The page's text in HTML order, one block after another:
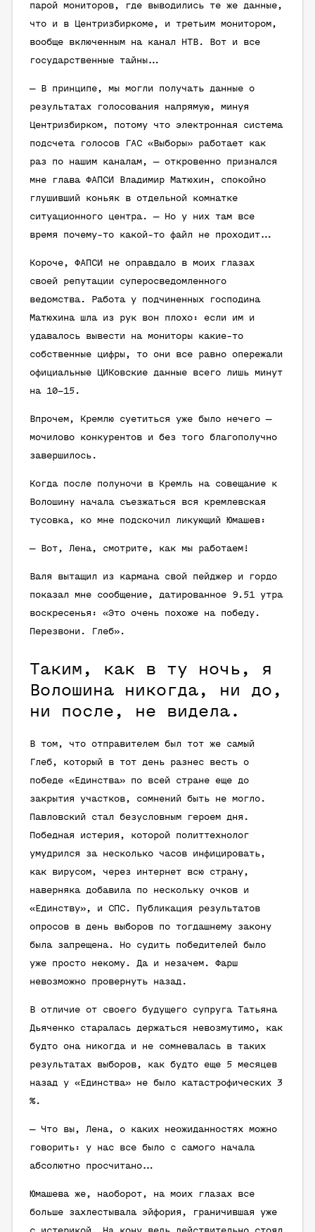
парой мониторов, где выводились те же данные,
что и в Центризбиркоме, и третьим монитором,
вообще включенным на канал НТВ. Вот и все
государственные тайны…
— В принципе, мы могли получать данные о
результатах голосования напрямую, минуя
Центризбирком, потому что электронная система
подсчета голосов ГАС «Выборы» работает как
раз по нашим каналам, — откровенно признался
мне глава ФАПСИ Владимир Матюхин, спокойно
глушивший коньяк в отдельной комнатке
ситуационного центра. — Но у них там все
время почему-то какой-то файл не проходит…
Короче, ФАПСИ не оправдало в моих глазах
своей репутации суперосведомленного
ведомства. Работа у подчиненных господина
Матюхина шла из рук вон плохо: если им и
удавалось вывести на мониторы какие-то
собственные цифры, то они все равно опережали
официальные ЦИКовские данные всего лишь минут
на 10–15.
Впрочем, Кремлю суетиться уже было нечего —
мочилово конкурентов и без того благополучно
завершилось.
Когда после полуночи в Кремль на совещание к
Волошину начала съезжаться вся кремлевская
тусовка, ко мне подскочил ликующий Юмашев:
— Вот, Лена, смотрите, как мы работаем!
Валя вытащил из кармана свой пейджер и гордо
показал мне сообщение, датированное 9.51 утра
воскресенья: «Это очень похоже на победу.
Перезвони. Глеб».
Таким, как в ту ночь, я
Волошина никогда, ни до,
ни после, не видела.
В том, что отправителем был тот же самый
Глеб, который в тот день разнес весть о
победе «Единства» по всей стране еще до
закрытия участков, сомнений быть не могло.
Павловский стал безусловным героем дня.
Победная истерия, которой политтехнолог
умудрился за несколько часов инфицировать,
как вирусом, через интернет всю страну,
наверняка добавила по нескольку очков и
«Единству», и СПС. Публикация результатов
опросов в день выборов по тогдашнему закону
была запрещена. Но судить победителей было
уже просто некому. Да и незачем. Фарш
невозможно провернуть назад.
В отличие от своего будущего супруга Татьяна
Дьяченко старалась держаться невозмутимо, как
будто она никогда и не сомневалась в таких
результатах выборов, как будто еще 5 месяцев
назад у «Единства» не было катастрофических 3
%.
— Что вы, Лена, о каких неожиданностях можно
говорить: у нас все было с самого начала
абсолютно просчитано…
Юмашева же, наоборот, на моих глазах все
больше захлестывала эйфория, граничившая уже